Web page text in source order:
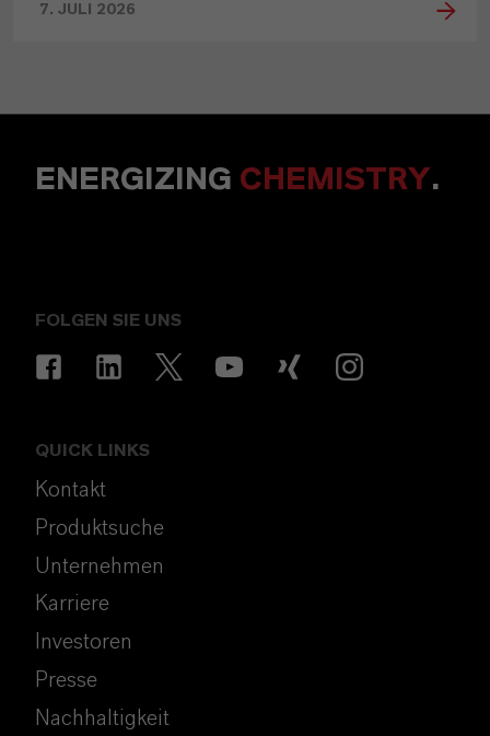
7. JULI 2026
ENERGIZING CHEMISTRY.
FOLGEN SIE UNS
QUICK LINKS
Kontakt
Produktsuche
Unternehmen
Karriere
Investoren
Presse
Nachhaltigkeit